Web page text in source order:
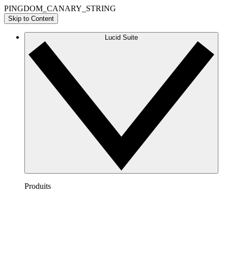
PINGDOM_CANARY_STRING
Skip to Content
Lucid Suite
Produits